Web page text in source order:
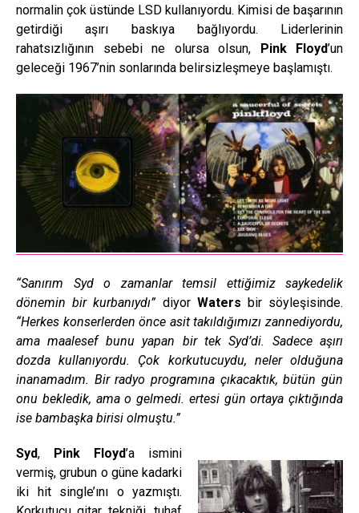
normalin çok üstünde LSD kullanıyordu. Kimisi de başarının
getirdiği aşırı baskıya bağlıyordu. Liderlerinin
rahatsızlığının sebebi ne olursa olsun, Pink Floyd’un
geleceği 1967’nin sonlarında belirsizleşmeye başlamıştı.
“Sanırım Syd o zamanlar temsil ettiğimiz saykedelik
dönemin bir kurbanıydı”diyor Waters bir söyleşisinde.
“Herkes konserlerden önce asit takıldığımızı zannediyordu,
ama maalesef bunu yapan bir tek Syd’di. Sadece aşırı
dozda kullanıyordu. Çok korkutucuydu, neler olduğuna
inanamadım. Bir radyo programına çıkacaktık, bütün gün
onu bekledik, ama o gelmedi. ertesi gün ortaya çıktığında
ise bambaşka birisi olmuştu.”
Syd, Pink Floyd’a ismini
vermiş, grubun o güne kadarki
iki hit single’ını o yazmıştı.